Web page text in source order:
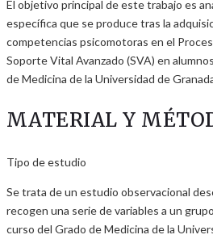
El objetivo principal de este trabajo es
específica que se produce tras la
competencias psicomotoras en el
Soporte Vital Avanzado (SVA) en
de Medicina de la Universidad de
MATERIAL Y
Tipo de estudio
Se trata de un estudio observacional
recogen una serie de variables a un
curso del Grado de Medicina de la